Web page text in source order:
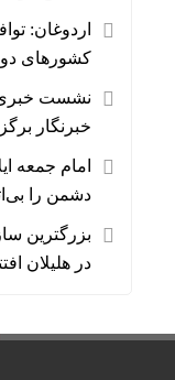
اردوغان:
کشورهای
نشست خبری
خبرنگار
امام جمعه
دشمن را
در هلیلان